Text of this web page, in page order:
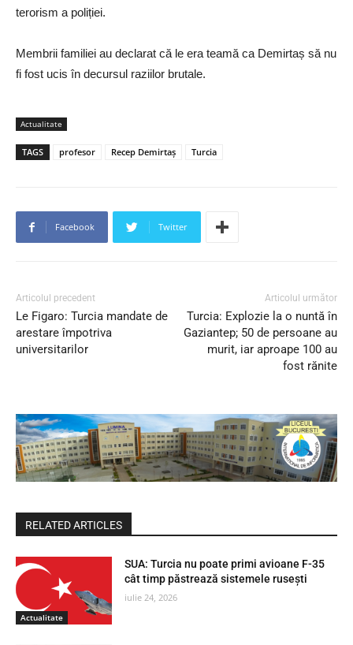
terorism a poliției.
Membrii familiei au declarat că le era teamă ca Demirtaș să nu
fi fost ucis în decursul raziilor brutale.
Actualitate
TAGS profesor Recep Demirtaș Turcia
Facebook Twitter
Articolul precedent
Le Figaro: Turcia mandate de
arestare împotriva
universitarilor
Articolul următor
Turcia: Explozie la o nuntă în
Gaziantep; 50 de persoane au
murit, iar aproape 100 au
fost rănite
RELATED ARTICLES
Actualitate
SUA: Turcia nu poate primi avioane F-35
cât timp păstrează sistemele rusești
iulie 24, 2026